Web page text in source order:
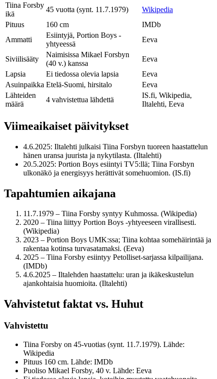
Tiina Forsby
ikä
45 vuotta (synt. 11.7.1979)
Wikipedia
Pituus
160 cm
IMDb
Ammatti
Esiintyjä, Portion Boys -
yhtyeessä
Eeva
Siviilisääty
Naimisissa Mikael Forsbyn
(40 v.) kanssa
Eeva
Lapsia
Ei tiedossa olevia lapsia
Eeva
Asuinpaikka Etelä-Suomi, hirsitalo
Eeva
Lähteiden
määrä
4 vahvistettua lähdettä
IS.fi, Wikipedia,
Iltalehti, Eeva
Viimeaikaiset päivitykset
4.6.2025: Iltalehti julkaisi Tiina Forsbyn tuoreen haastattelun
hänen uransa juurista ja nykytilasta. (Iltalehti)
20.5.2025: Portion Boys esiintyi TV5:llä; Tiina Forsbyn
ulkonäkö ja energisyys herättivät somehuomion. (IS.fi)
Tapahtumien aikajana
11.7.1979 – Tiina Forsby syntyy Kuhmossa. (Wikipedia)
2020 – Tiina liittyy Portion Boys -yhtyeeseen virallisesti.
(Wikipedia)
2023 – Portion Boys UMK:ssa; Tiina kohtaa somehäirintää ja
rakentaa kotinsa turvasatamaksi. (Eeva)
2025 – Tiina Forsby esiintyy Petolliset-sarjassa kilpailijana.
(IMDb)
4.6.2025 – Iltalehden haastattelu: uran ja ikäkeskustelun
ajankohtaisia huomioita. (Iltalehti)
Vahvistetut faktat vs. Huhut
Vahvistettu
Tiina Forsby on 45-vuotias (synt. 11.7.1979). Lähde:
Wikipedia
Pituus 160 cm. Lähde: IMDb
Puoliso Mikael Forsby, 40 v. Lähde: Eeva